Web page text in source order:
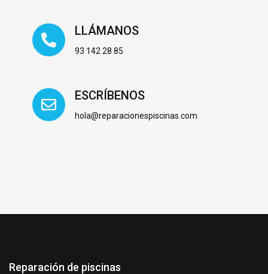
LLÁMANOS
93 142 28 85
ESCRÍBENOS
hola@reparacionespiscinas.com
Reparación de piscinas